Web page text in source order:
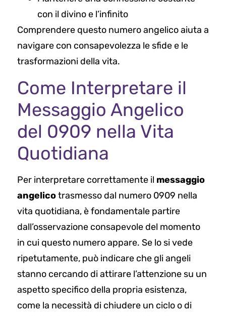
con il divino e l’infinito
Comprendere questo numero angelico aiuta a
navigare con consapevolezza le sfide e le
trasformazioni della vita.
Come Interpretare il
Messaggio Angelico
del 0909 nella Vita
Quotidiana
Per interpretare correttamente il messaggio
angelicotrasmesso dal numero 0909 nella
vita quotidiana, è fondamentale partire
dall’osservazione consapevole del momento
in cui questo numero appare. Se lo si vede
ripetutamente, può indicare che gli angeli
stanno cercando di attirare l’attenzione su un
aspetto specifico della propria esistenza,
come la necessità di chiudere un ciclo o di